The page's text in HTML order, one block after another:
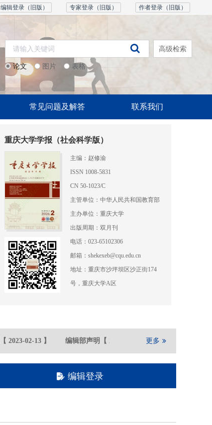
作者登录（旧版）
专家登录（旧版）
编辑登录（旧版）
论文 图片 表格
高级检索
常见问题及解答 联系我们
重庆大学学报（社会科学版）
主编：赵修渝
ISSN 1008-5831
CN 50-1023/C
主管单位：中华人民共和国教育部
主办单位：重庆大学
出版周期：双月刊
电话：023-65102306
邮箱：shekexeb@cqu.edu.cn
地址：重庆市沙坪坝区沙正街174
号，重庆大学A区
2023-02-13】 编辑部声明【 2021-05 重庆大学期刊社
更多
编辑登录